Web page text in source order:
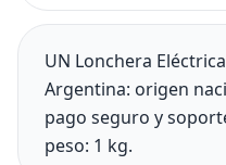
UN Lonchera
Argentina: origen
pago seguro y
peso: 1 kg.